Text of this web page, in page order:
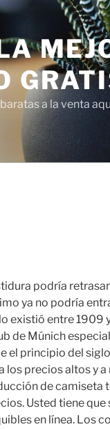
a la venta
podría
ya no podría
existió entre 1909
de Múnich
principio del
precios altos y
de
Usted tiene
en línea. Los